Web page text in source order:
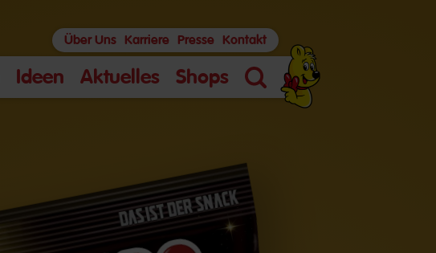
Ideen Aktuelles Shops
Suche
Über Uns Karriere Presse Kontakt